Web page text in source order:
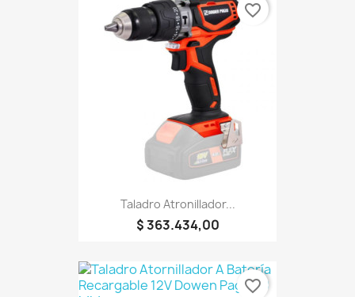
Taladro Atronillador...
$ 363.434,00
favorite_border
favorite_border